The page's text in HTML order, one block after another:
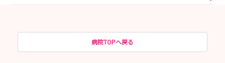
病院TOPへ戻る